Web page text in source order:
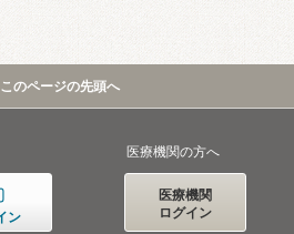
このページの先頭へ
ン
医療機関の方へ
医療機関
ログイン